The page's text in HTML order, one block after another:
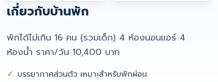
เกี่ยวกับบ้านพัก
พักได้ไม่เกิน 16 คน (รวมเด็ก) 4 ห้องนอนแอร์ 4
ห้องน้ำ ราคา/วัน 10,400 บาท
บรรยากาศส่วนตัว เหมาะสำหรับพักผ่อน